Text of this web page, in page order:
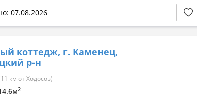
07.08.2026
коттедж, г. Каменец,
р-н
км от Ходосов)
2